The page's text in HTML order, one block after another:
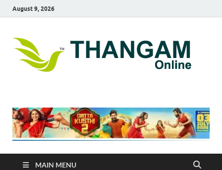
August 9, 2026
MAIN MENU